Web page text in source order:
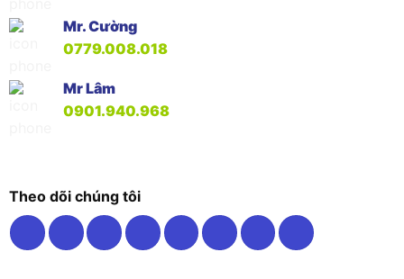
Mr. Cường
0779.008.018
Mr Lâm
0901.940.968
Theo dõi chúng tôi